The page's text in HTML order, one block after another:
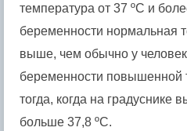
температура от 37 ºС и
беременности нормальная
выше, чем обычно у
беременности повышенной
тогда, когда на градуснике
больше 37,8 ºС.